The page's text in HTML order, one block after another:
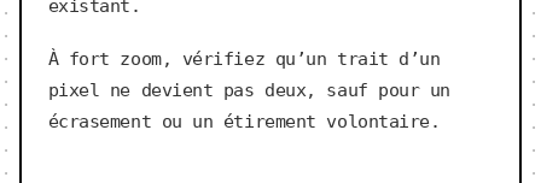
existant.
À fort zoom, vérifiez qu’un trait d’un
pixel ne devient pas deux, sauf pour un
écrasement ou un étirement volontaire.